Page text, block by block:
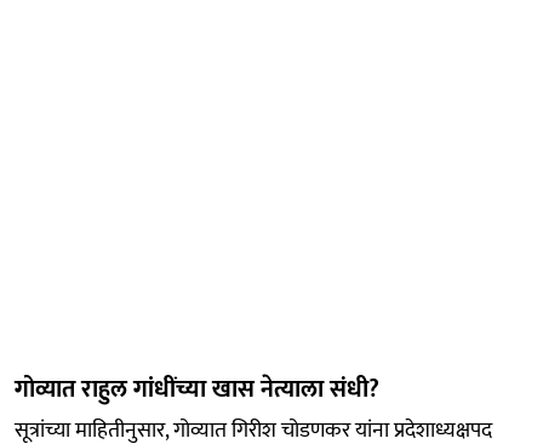
गोव्यात राहुल गांधींच्या खास नेत्याला संधी?
सूत्रांच्या माहितीनुसार, गोव्यात गिरीश चोडणकर यांना प्रदेशाध्यक्षपद